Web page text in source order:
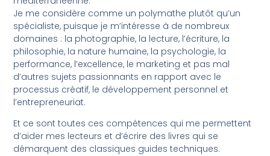
Je me considère comme un polymathe plutôt qu’un
spécialiste, puisque je m’intéresse à de nombreux
domaines : la photographie, la lecture, l’écriture, la
philosophie, la nature humaine, la psychologie, la
performance, l’excellence, le marketing et pas mal
d’autres sujets passionnants en rapport avec le
processus créatif, le développement personnel et
l’entrepreneuriat.
Et ce sont toutes ces compétences qui me permettent
d’aider mes lecteurs et d’écrire des livres qui se
démarquent des classiques guides techniques.